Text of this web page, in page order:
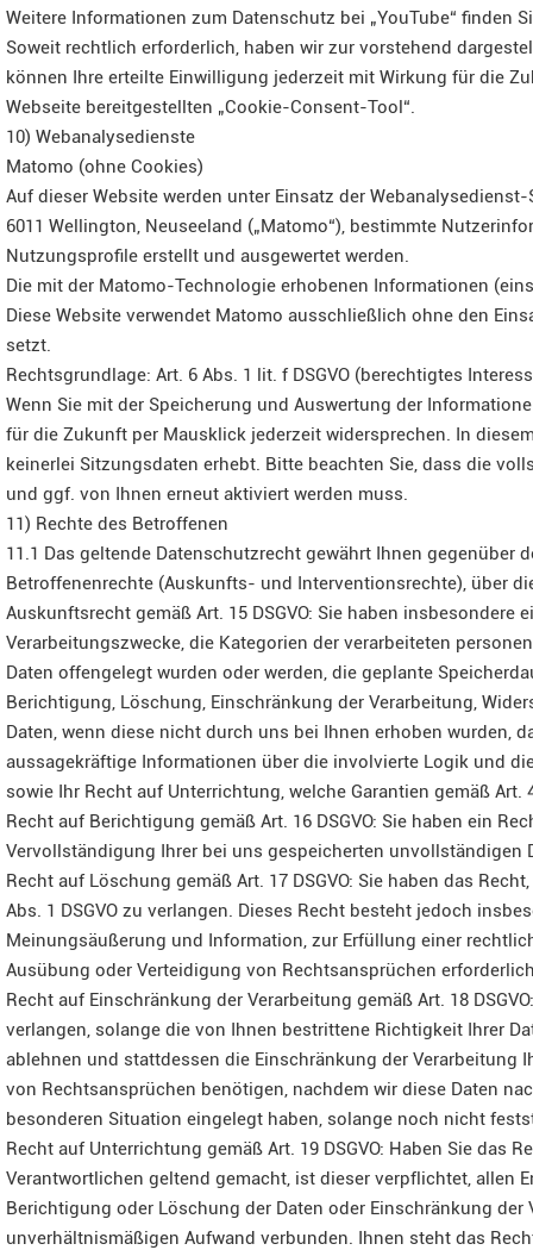
Weitere Informationen zum Datenschutz bei „YouTube“
Soweit rechtlich erforderlich, haben wir zur vorstehend
können Ihre erteilte Einwilligung jederzeit mit Wirkung für die
Webseite bereitgestellten „Cookie-Consent-Tool“.
10) Webanalysedienste
Matomo (ohne Cookies)
Auf dieser Website werden unter Einsatz der
6011 Wellington, Neuseeland („Matomo“), bestimmte
Nutzungsprofile erstellt und ausgewertet werden.
Die mit der Matomo-Technologie erhobenen Informationen
Diese Website verwendet Matomo ausschließlich ohne den
setzt.
Rechtsgrundlage: Art. 6 Abs. 1 lit. f DSGVO (berechtigtes
Wenn Sie mit der Speicherung und Auswertung der
für die Zukunft per Mausklick jederzeit widersprechen. In
keinerlei Sitzungsdaten erhebt. Bitte beachten Sie, dass die
und ggf. von Ihnen erneut aktiviert werden muss.
11) Rechte des Betroffenen
11.1 Das geltende Datenschutzrecht gewährt Ihnen
Betroffenenrechte (Auskunfts- und Interventionsrechte), über
Auskunftsrecht gemäß Art. 15 DSGVO: Sie haben
Verarbeitungszwecke, die Kategorien der verarbeiteten
Daten offengelegt wurden oder werden, die geplante
Berichtigung, Löschung, Einschränkung der Verarbeitung,
Daten, wenn diese nicht durch uns bei Ihnen erhoben
aussagekräftige Informationen über die involvierte Logik und
sowie Ihr Recht auf Unterrichtung, welche Garantien gemäß
Recht auf Berichtigung gemäß Art. 16 DSGVO: Sie haben ein
Vervollständigung Ihrer bei uns gespeicherten unvollständigen
Recht auf Löschung gemäß Art. 17 DSGVO: Sie haben das
Abs. 1 DSGVO zu verlangen. Dieses Recht besteht jedoch
Meinungsäußerung und Information, zur Erfüllung einer
Ausübung oder Verteidigung von Rechtsansprüchen
Recht auf Einschränkung der Verarbeitung gemäß Art. 18
verlangen, solange die von Ihnen bestrittene Richtigkeit Ihrer
ablehnen und stattdessen die Einschränkung der Verarbeitung
von Rechtsansprüchen benötigen, nachdem wir diese Daten
besonderen Situation eingelegt haben, solange noch nicht
Recht auf Unterrichtung gemäß Art. 19 DSGVO: Haben Sie
Verantwortlichen geltend gemacht, ist dieser verpflichtet, allen
Berichtigung oder Löschung der Daten oder Einschränkung
unverhältnismäßigen Aufwand verbunden. Ihnen steht das